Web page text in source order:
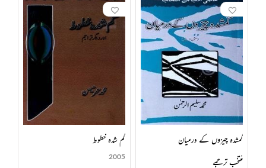
گمشدہ چیزوں کے درمیان
منتخب ترجمے
گم شدہ خطوط
2005